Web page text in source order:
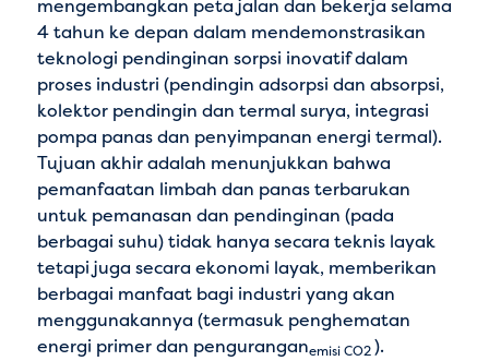
mengembangkan peta jalan dan bekerja selama
4 tahun ke depan dalam mendemonstrasikan
teknologi pendinginan sorpsi inovatif dalam
proses industri (pendingin adsorpsi dan absorpsi,
kolektor pendingin dan termal surya, integrasi
pompa panas dan penyimpanan energi termal).
Tujuan akhir adalah menunjukkan bahwa
pemanfaatan limbah dan panas terbarukan
untuk pemanasan dan pendinginan (pada
berbagai suhu) tidak hanya secara teknis layak
tetapi juga secara ekonomi layak, memberikan
berbagai manfaat bagi industri yang akan
menggunakannya (termasuk penghematan
energi primer dan penguranganemisi CO2).